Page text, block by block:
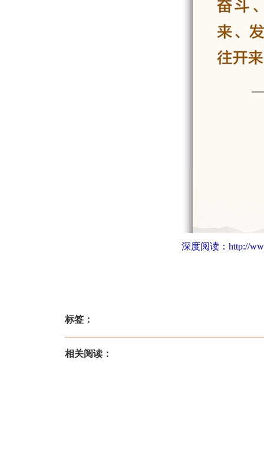
深度阅读： http://
标签：
相关阅读：